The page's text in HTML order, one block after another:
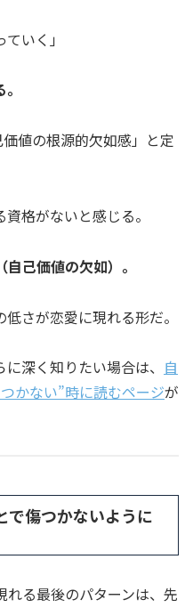
いく」
値の根源的欠如感」と定
格がないと感じる。
己価値の欠如）。
さが恋愛に現れる形だ。
深く知りたい場合は、 自
かない”時に読むページが
で傷つかないように
れる最後のパターンは、先